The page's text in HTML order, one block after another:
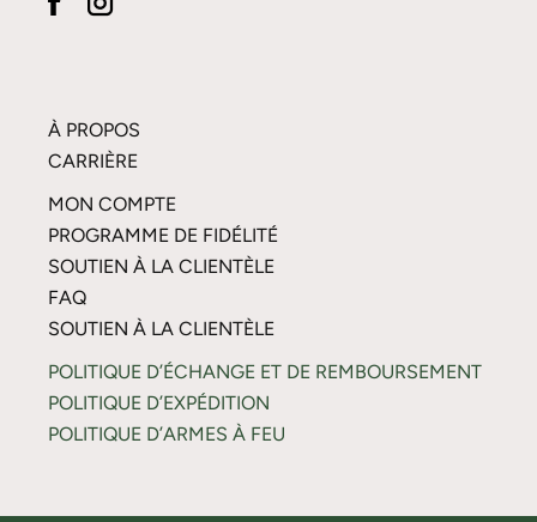
À PROPOS
CARRIÈRE
MON COMPTE
PROGRAMME DE FIDÉLITÉ
SOUTIEN À LA CLIENTÈLE
FAQ
SOUTIEN À LA CLIENTÈLE
POLITIQUE D’ÉCHANGE ET DE REMBOURSEMENT
POLITIQUE D’EXPÉDITION
POLITIQUE D’ARMES À FEU